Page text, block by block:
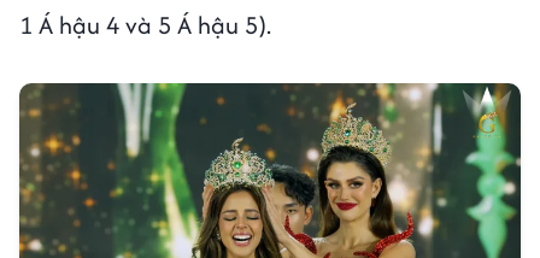
1 Á hậu 4 và 5 Á hậu 5).